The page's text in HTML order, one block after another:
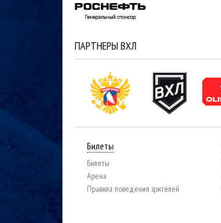
ПАРТНЕРЫ ВХЛ
Билеты
Билеты
Арена
Правила поведения зрителей